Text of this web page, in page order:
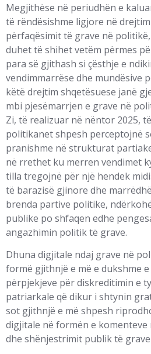
Megjithëse në periudhën e
të rëndësishme ligjore në
përfaqësimit të grave në
duhet të shihet vetëm përmes
para së gjithash si çësthje e
vendimmarrëse dhe mundësive
këtë drejtim shqetësuese janë
mbi pjesëmarrjen e grave në
Zi, të realizuar në nëntor 2025,
politikanet shpesh perceptojnë
pranishme në strukturat
në rrethet ku merren vendimet
tilla tregojnë për një hendek
të barazisë gjinore dhe
brenda partive politike,
publike po shfaqen edhe
angazhimin politik të grave.
Dhuna digjitale ndaj grave në
formë gjithnjë e më e dukshme
përpjekjeve për diskreditimin e
patriarkale që dikur i shtynin
sot gjithnjë e më shpesh
digjitale në formën e
dhe shënjestrimit publik të